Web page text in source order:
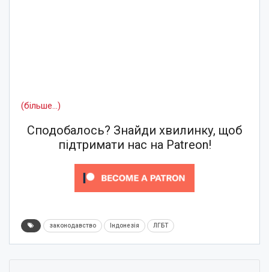
(більше…)
Сподобалось? Знайди хвилинку, щоб
підтримати нас на Patreon!
законодавство Індонезія ЛГБТ